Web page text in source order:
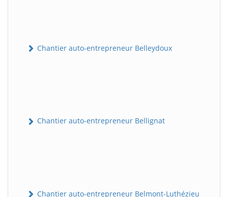
Chantier auto-entrepreneur Belleydoux
Chantier auto-entrepreneur Bellignat
Chantier auto-entrepreneur Belmont-Luthézieu